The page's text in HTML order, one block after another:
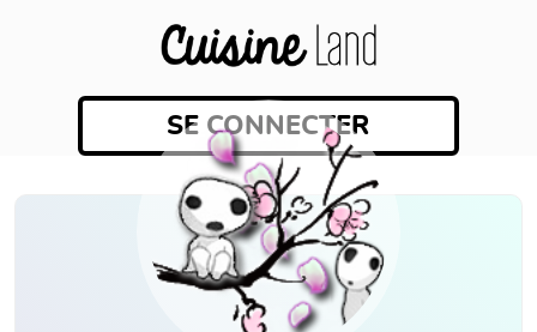
SE CONNECTER